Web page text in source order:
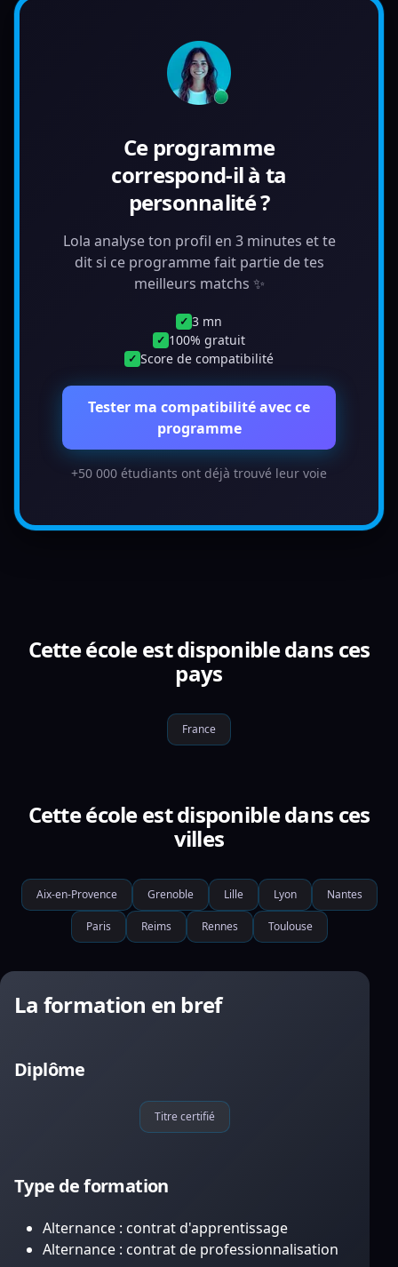
Ce programme
correspond-il à ta
personnalité ?
Lola analyse ton profil en 3 minutes et te
dit si ce programme fait partie de tes
meilleurs matchs ✨
✓ 3 mn
✓ 100% gratuit
✓ Score de compatibilité
Tester ma compatibilité avec ce
programme
+50 000 étudiants ont déjà trouvé leur voie
Cette école est disponible dans ces
pays
France
Cette école est disponible dans ces
villes
Aix-en-Provence Grenoble Lille Lyon Nantes
Paris Reims Rennes Toulouse
La formation en bref
Diplôme
Titre certifié
Type de formation
Alternance : contrat d'apprentissage
Alternance : contrat de professionnalisation